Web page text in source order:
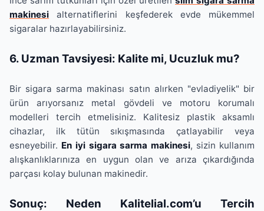
makinesi alternatiflerini keşfederek evde mükemmel
sigaralar hazırlayabilirsiniz.
6. Uzman Tavsiyesi: Kalite mi, Ucuzluk mu?
Bir sigara sarma makinası satın alırken "evladiyelik" bir
ürün arıyorsanız metal gövdeli ve motoru korumalı
modelleri tercih etmelisiniz. Kalitesiz plastik aksamlı
cihazlar, ilk tütün sıkışmasında çatlayabilir veya
esneyebilir. En iyi sigara sarma makinesi, sizin kullanım
alışkanlıklarınıza en uygun olan ve arıza çıkardığında
parçası kolay bulunan makinedir.
Sonuç: Neden Kalitelial.com’u Tercih